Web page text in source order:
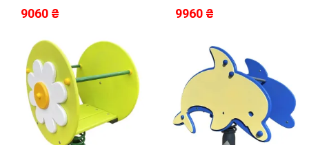
9060 ₴ 9960 ₴